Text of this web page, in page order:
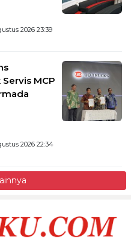
2026 23:39
MCP
2026 22:34